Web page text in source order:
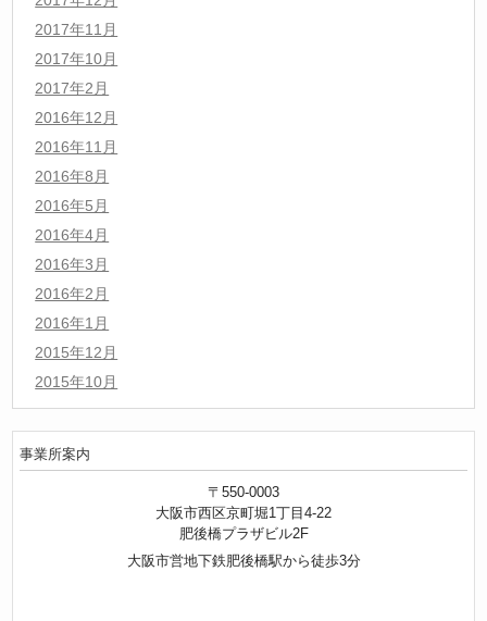
2017年11月
2017年10月
2017年2月
2016年12月
2016年11月
2016年8月
2016年5月
2016年4月
2016年3月
2016年2月
2016年1月
2015年12月
2015年10月
事業所案内
〒550-0003
大阪市西区京町堀1丁目4-22
肥後橋プラザビル2F
大阪市営地下鉄肥後橋駅から徒歩3分